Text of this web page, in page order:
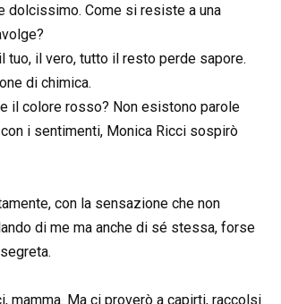
dolcissimo. Come si resiste a una
tuo, il vero, tutto il resto perde sapore.
di chimica.
il colore rosso? Non esistono parole
i sentimenti, Monica Ricci sospirò
con la sensazione che non
di me ma anche di sé stessa, forse
mamma. Ma ci proverò a capirti, raccolsi